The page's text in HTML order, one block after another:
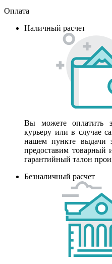
Оплата
Наличный расчет
Вы можете оплатить
курьеру или в случае
нашем пункте выдачи
предоставим
гарантийный талон
Безналичный расчет